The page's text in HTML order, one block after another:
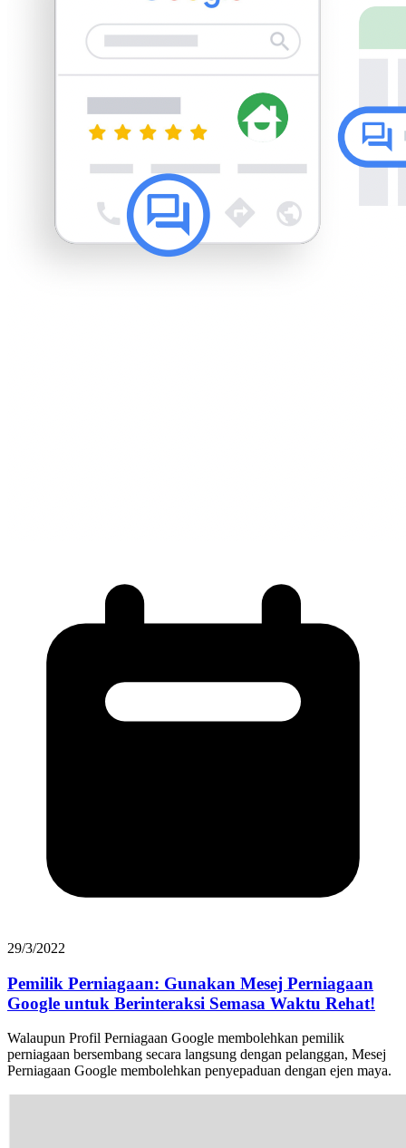
29/3/2022
Pemilik Perniagaan: Gunakan Mesej Perniagaan
Google untuk Berinteraksi Semasa Waktu Rehat!
Walaupun Profil Perniagaan Google membolehkan pemilik
perniagaan bersembang secara langsung dengan pelanggan, Mesej
Perniagaan Google membolehkan penyepaduan dengan ejen maya.